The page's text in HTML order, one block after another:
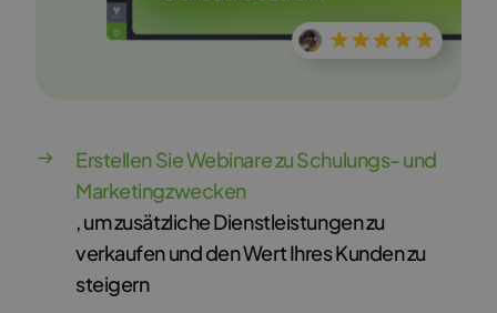
Erstellen Sie Webinare zu Schulungs- und
Marketingzwecken
, um zusätzliche Dienstleistungen zu
verkaufen und den Wert Ihres Kunden zu
steigern